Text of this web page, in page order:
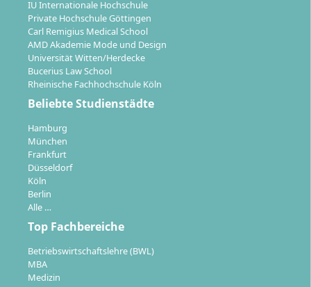
Die restliche Zeit nutzt du für die Online-Module
und Workshops. Die Studiengebühren übernimmt
das Partnerunternehmen, zusätzlich erhältst du
ein Gehalt.
Das Curriculum erstreckt sich über 7 Semester (210
ECTS) und ist modular aufgebaut. In jedem Semester
bearbeitest du mehrere Praxisprojekte – etwa die
Entwicklung eines crossmedialen
Kampagnenkonzepts, TV-Produktionen oder dein
eigenes Online-Projekt. Ein 6-monatiges
Praxissemester kann flexibel während des Studiums
absolviert werden. Am Ende steht die Bachelorarbeit
mit thematischem Fokus auf Medien- oder
IU Internationale Hochschule
Private Hochschule Göttingen
Carl Remigius Medical School
AMD Akademie Mode und Design
Universität Witten/Herdecke
Bucerius Law School
Rheinische Fachhochschule Köln
Beliebte Studienstädte
Hamburg
München
Frankfurt
Düsseldorf
Köln
Berlin
Alle …
Top Fachbereiche
Betriebswirtschaftslehre (BWL)
MBA
Medizin